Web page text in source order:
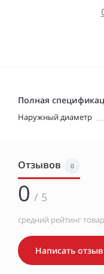
Полная
Наружный диаметр
Отзывов 0
0 / 5
средний рейтинг
Написать отзыв